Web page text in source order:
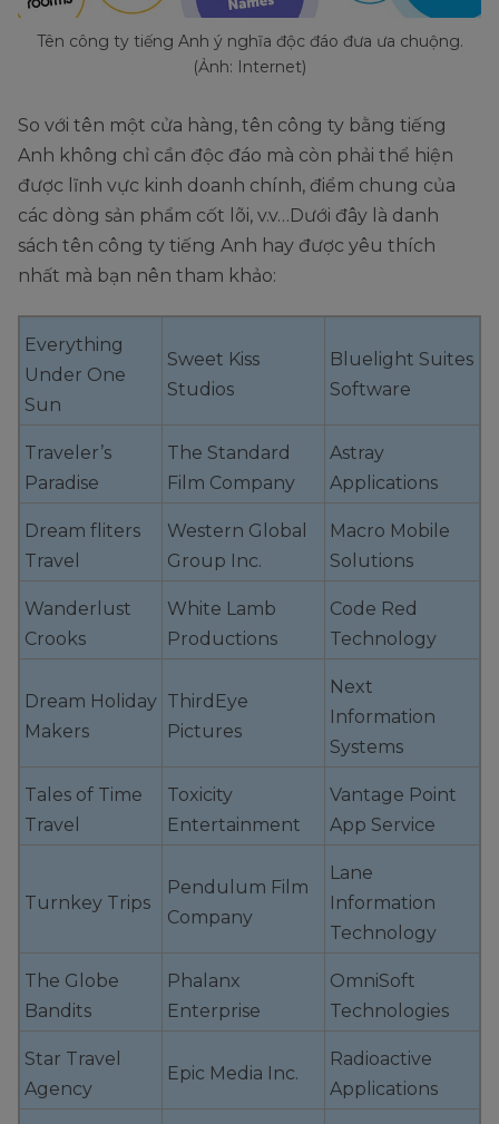
Tên công ty tiếng Anh ý nghĩa độc đáo đưa ưa chuộng.
(Ảnh: Internet)
So với tên một cửa hàng, tên công ty bằng tiếng
Anh không chỉ cần độc đáo mà còn phải thể hiện
được lĩnh vực kinh doanh chính, điểm chung của
các dòng sản phẩm cốt lõi, v.v…Dưới đây là danh
sách tên công ty tiếng Anh hay được yêu thích
nhất mà bạn nên tham khảo:
Everything
Under One
Sun
Sweet Kiss
Studios
Bluelight Suites
Software
Traveler’s
Paradise
The Standard
Film Company
Astray
Applications
Dream fliters
Travel
Western Global
Group Inc.
Macro Mobile
Solutions
Wanderlust
Crooks
White Lamb
Productions
Code Red
Technology
Dream Holiday
Makers
ThirdEye
Pictures
Next
Information
Systems
Tales of Time
Travel
Toxicity
Entertainment
Vantage Point
App Service
Turnkey Trips
Pendulum Film
Company
Lane
Information
Technology
The Globe
Bandits
Phalanx
Enterprise
OmniSoft
Technologies
Star Travel
Agency
Epic Media Inc.
Radioactive
Applications